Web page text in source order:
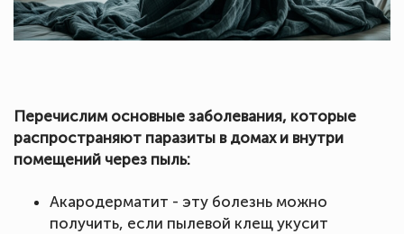
Перечислим основные заболевания, которые
распространяют паразиты в домах и внутри
помещений через пыль:
Акародерматит - эту болезнь можно
получить, если пылевой клещ укусит